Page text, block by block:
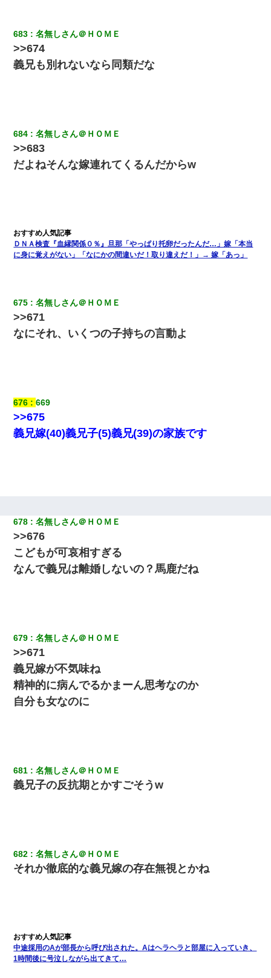
男だけどリベンジポノレノの被害者になって未だに人生が立ち直
せない
らえる会社から誘われた。転職したい」義父「クビ！（激怒」嫁
「離婚！（激怒」
何年か前に妹は離婚している。当時生まれた姪が義弟の子じゃな
嘘をついてフリン旅行へ出かけた嫁→翌日、嫁「ただいま～」旦
那「娘がシんだよ。何度も連絡したのに…」嫁「えっ」→なん
と・・・
らいなら、渡さないほうがマシだからね」→ ６０万したと話した
ら・・・
デパートの外商『私さんだと名乗る女が、ツケで宝石を買おうと
に → 新人「ドンッ！」私「！？」→ 突然、突き飛ばされて左手
の甲を踏みつけられて…
義兄嫁が義実家で「コロナ陽性だったからこのまま療養させて下
してます」って送ったら
生保レディと行為する為に駆け引きしてみた結果ｗｗｗｗｗｗｗ
ｗｗｗｗｗ
い）
高1のとき男に襲われ、不妊の叔母に頼まれて出産。→叔母夫婦が
養子縁組してアメリカに子供を連れ帰った。→9・11で叔母夫婦が
亡くなってしまい…
683 名無しさん＠ＨＯＭＥ
>>674
義兄も別れないなら同類だな
684 名無しさん＠ＨＯＭＥ
>>683
だよねそんな嫁連れてくるんだからw
ＤＮＡ検査『血縁関係０％』旦那「やっぱり托卵だったんだ…」嫁「本当
に身に覚えがない」「なにかの間違いだ！取り違えだ！」→ 嫁「あっ」
675 名無しさん＠ＨＯＭＥ
>>671
なにそれ、いくつの子持ちの言動よ
676 669
>>675
義兄嫁(40)義兄子(5)義兄(39)の家族です
678 名無しさん＠ＨＯＭＥ
>>676
こどもが可哀相すぎる
なんで義兄は離婚しないの？馬鹿だね
679 名無しさん＠ＨＯＭＥ
>>671
義兄嫁が不気味ね
精神的に病んでるかまーん思考なのか
自分も女なのに
681 名無しさん＠ＨＯＭＥ
義兄子の反抗期とかすごそうw
682 名無しさん＠ＨＯＭＥ
それか徹底的な義兄嫁の存在無視とかね
中途採用のAが部長から呼び出された。Aはヘラヘラと部屋に入っていき、
1時間後に号泣しながら出てきて…